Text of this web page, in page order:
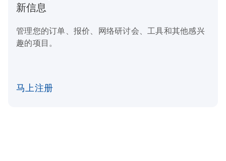
新信息
管理您的订单、报价、网络研讨会、工具和其他感兴
趣的项目。
马上注册